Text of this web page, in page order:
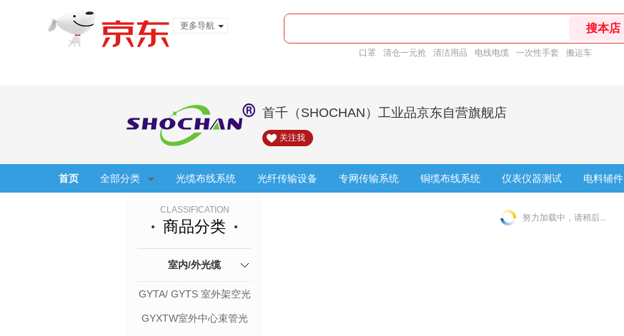
更多导航
口罩 清仓一元抢 清洁用品 电线电缆 一次性手套 搬运车
首千（SHOCHAN）工业品京东自营旗舰店
关注我
首页 全部分类 光缆布线系统 光纤传输设备 专网传输系统 铜缆布线系统 仪表仪器测试 电料辅件
CLASSIFICATION
商品分类
室内/外光缆
GYTA/ GYTS 室外架空光
GYXTW室外中心束管光
努力加载中，请稍后...